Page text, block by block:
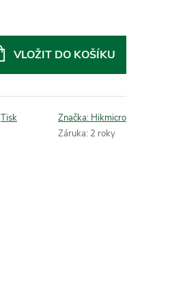
VLOŽIT DO KOŠÍKU
Tisk Značka: Hikmicro
Záruka: 2 roky